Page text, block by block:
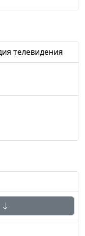
телевидения